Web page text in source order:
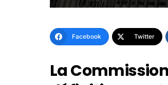
Facebook Twitter
La